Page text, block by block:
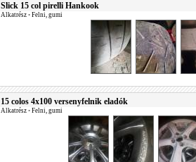
Slick 15 col pirelli Hankook
Alkatrész • Felni, gumi
15 colos 4x100 versenyfelnik eladók
Alkatrész • Felni, gumi